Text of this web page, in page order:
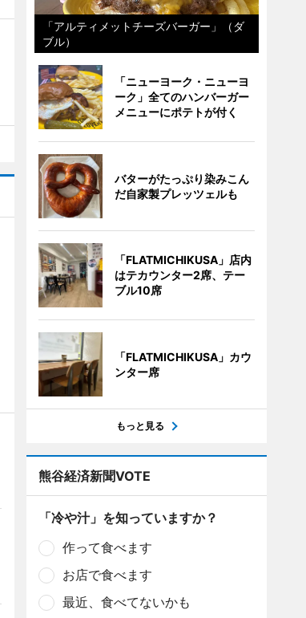
「アルティメットチーズバーガー」（ダ
ブル）
「ニューヨーク・ニューヨ
ーク」全てのハンバーガー
メニューにポテトが付く
バターがたっぷり染みこん
だ自家製プレッツェルも
「FLATMICHIKUSA」店内
はテカウンター2席、テー
ブル10席
「FLATMICHIKUSA」カウ
ンター席
もっと見る
熊谷経済新聞VOTE
「冷や汁」を知っていますか？
作って食べます
お店で食べます
最近、食べてないかも